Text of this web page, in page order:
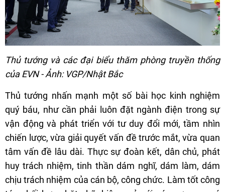
Thủ tướng và các đại biểu thăm phòng truyền thống
của EVN - Ảnh: VGP/Nhật Bắc
Thủ tướng nhấn mạnh một số bài học kinh nghiệm
quý báu, như cần phải luôn đặt ngành điện trong sự
vận động và phát triển với tư duy đổi mới, tầm nhìn
chiến lược, vừa giải quyết vấn đề trước mắt, vừa quan
tâm vấn đề lâu dài. Thực sự đoàn kết, dân chủ, phát
huy trách nhiệm, tinh thần dám nghĩ, dám làm, dám
chịu trách nhiệm của cán bộ, công chức. Làm tốt công